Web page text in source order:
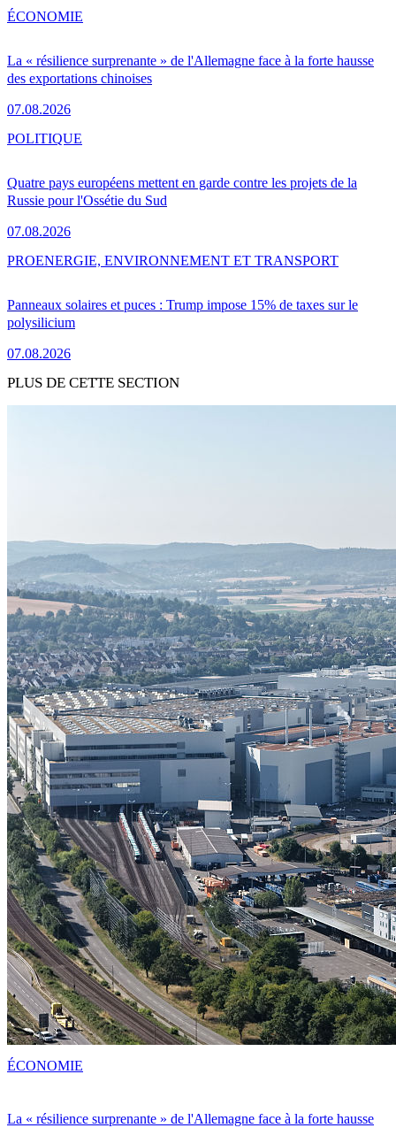
La « résilience surprenante » de l'Allemagne face à la forte hausse
des exportations chinoises
07.08.2026
ÉCONOMIE
Quatre pays européens mettent en garde contre les projets de la
Russie pour l'Ossétie du Sud
07.08.2026
POLITIQUE
Panneaux solaires et puces : Trump impose 15% de taxes sur le
polysilicium
07.08.2026
PROENERGIE, ENVIRONNEMENT ET TRANSPORT
PLUS DE CETTE SECTION
La « résilience surprenante » de l'Allemagne face à la forte hausse
ÉCONOMIE